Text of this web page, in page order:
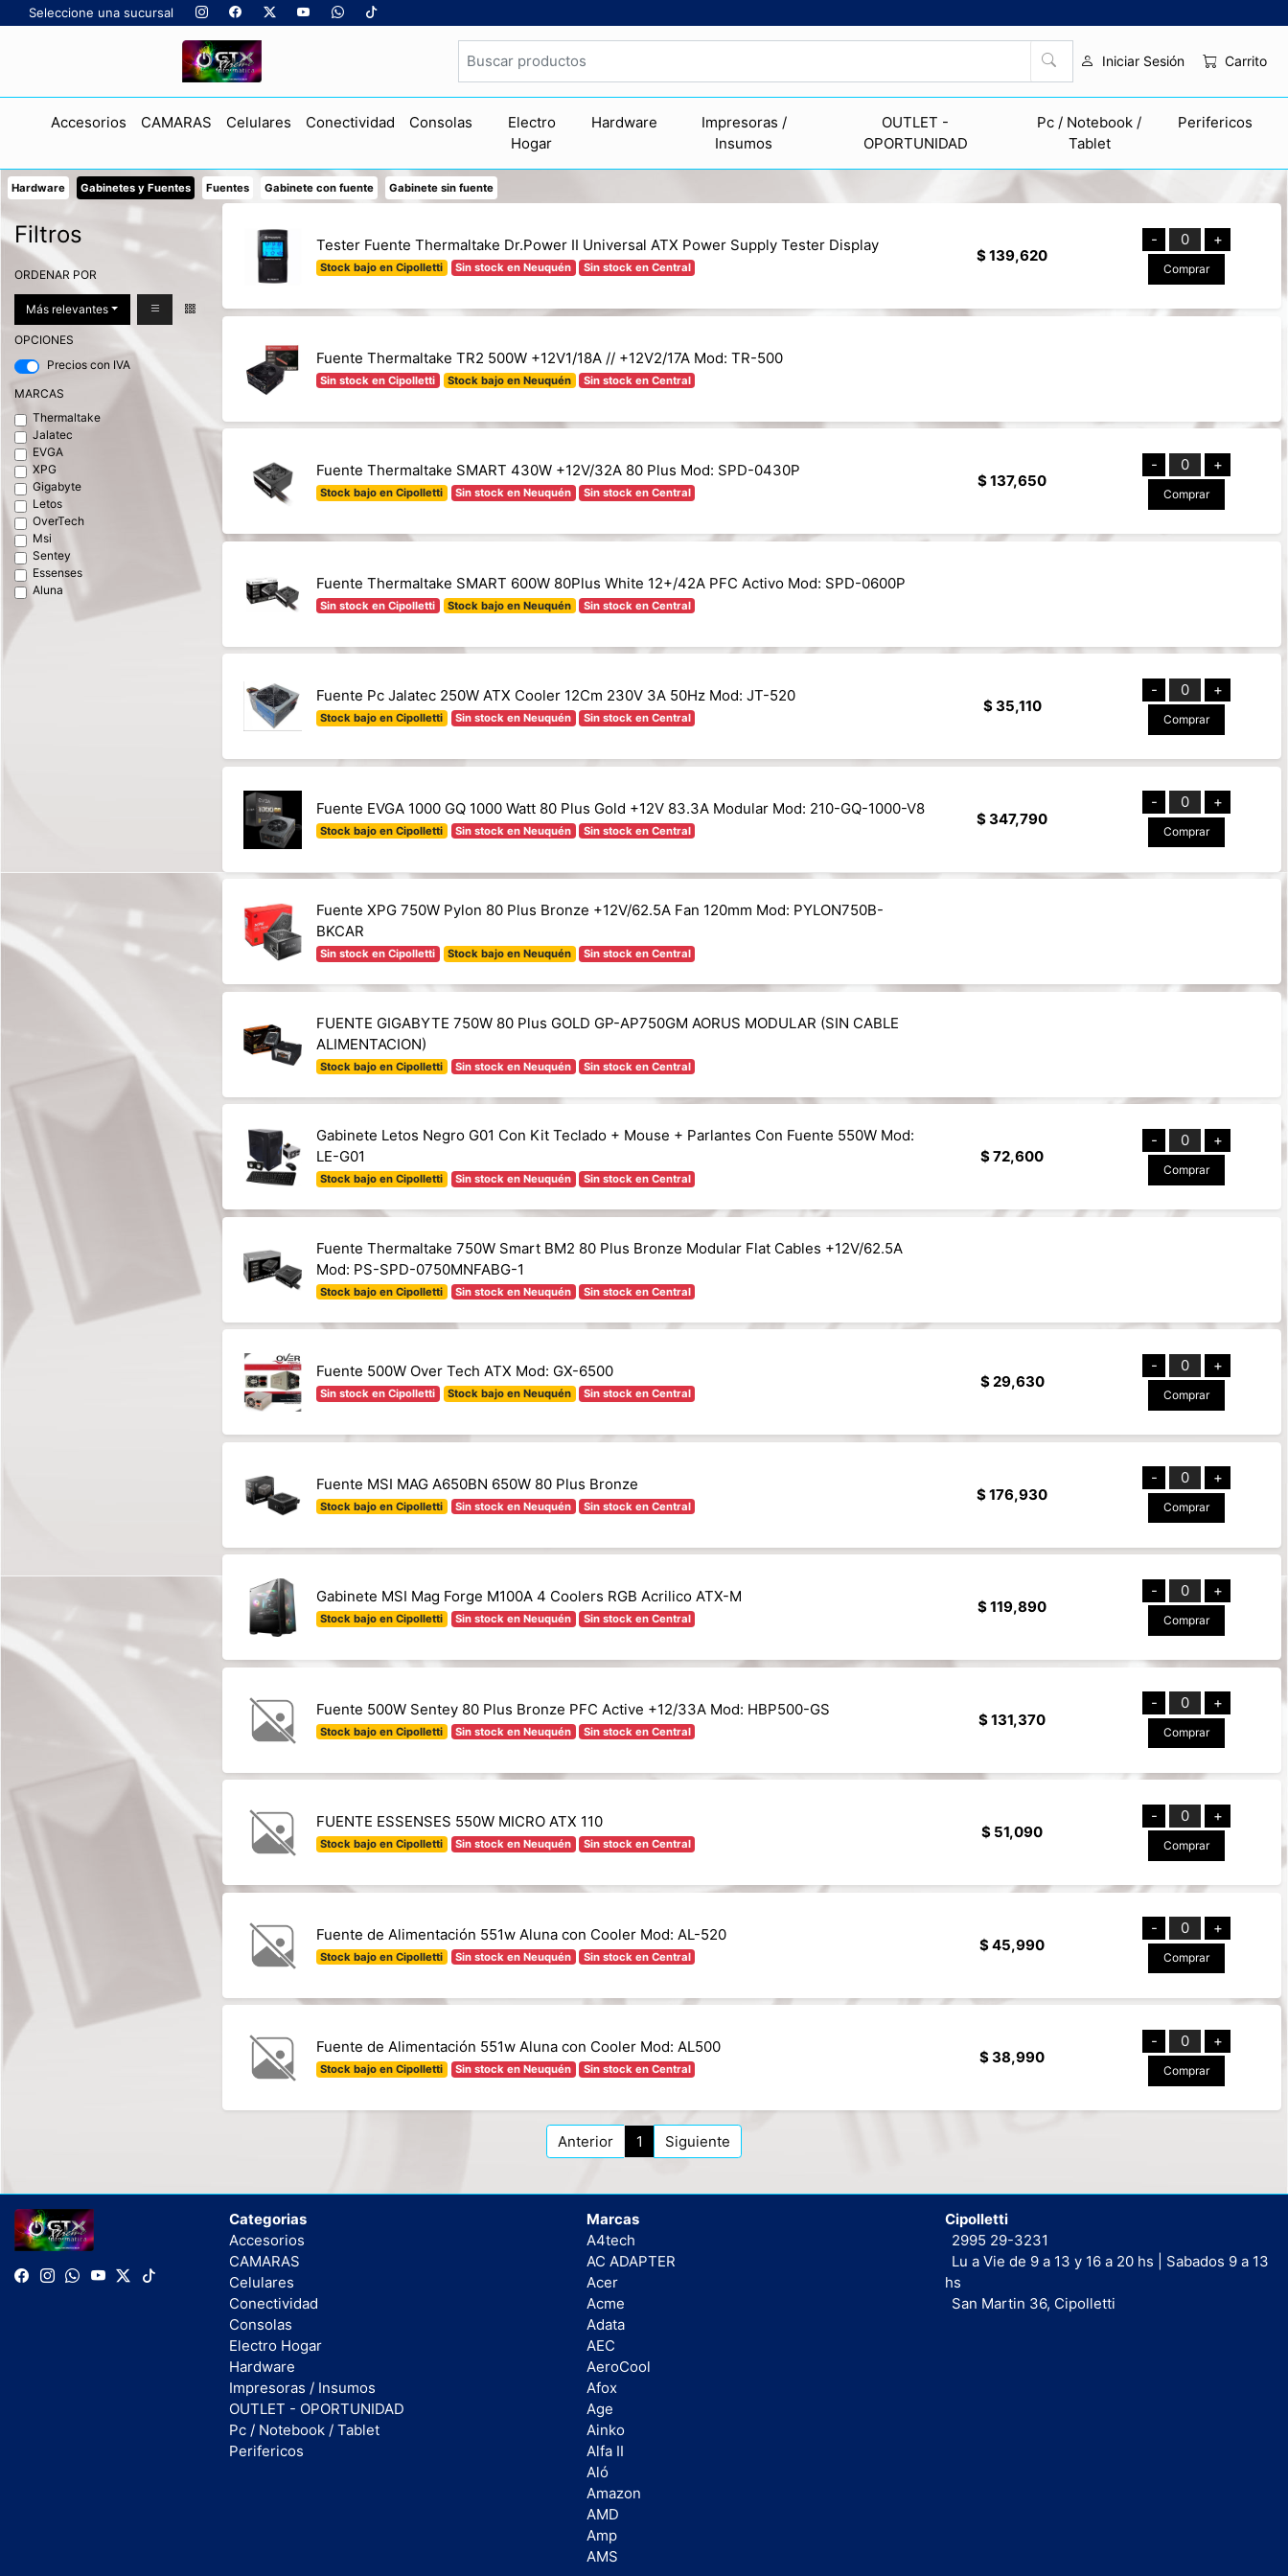
Seleccione una sucursal
Iniciar Sesión Carrito
Accesorios CAMARAS Celulares Conectividad Consolas
Electro
Hogar
Hardware
Impresoras /
Insumos
OUTLET -
OPORTUNIDAD
Pc / Notebook /
Tablet
Perifericos
Hardware Gabinetes y Fuentes Fuentes Gabinete con fuente Gabinete sin fuente
Filtros
ORDENAR POR
Más relevantes
OPCIONES
Precios con IVA
MARCAS
Thermaltake
Jalatec
EVGA
XPG
Gigabyte
Letos
OverTech
Msi
Sentey
Essenses
Aluna
Tester Fuente Thermaltake Dr.Power II Universal ATX Power Supply Tester Display
Stock bajo en Cipolletti Sin stock en Neuquén Sin stock en Central
$ 139,620
- 0 +
Comprar
Fuente Thermaltake TR2 500W +12V1/18A // +12V2/17A Mod: TR-500
Sin stock en Cipolletti Stock bajo en Neuquén Sin stock en Central
Fuente Thermaltake SMART 430W +12V/32A 80 Plus Mod: SPD-0430P
Stock bajo en Cipolletti Sin stock en Neuquén Sin stock en Central
$ 137,650
- 0 +
Comprar
Fuente Thermaltake SMART 600W 80Plus White 12+/42A PFC Activo Mod: SPD-0600P
Sin stock en Cipolletti Stock bajo en Neuquén Sin stock en Central
Fuente Pc Jalatec 250W ATX Cooler 12Cm 230V 3A 50Hz Mod: JT-520
Stock bajo en Cipolletti Sin stock en Neuquén Sin stock en Central
$ 35,110
- 0 +
Comprar
Fuente EVGA 1000 GQ 1000 Watt 80 Plus Gold +12V 83.3A Modular Mod: 210-GQ-1000-V8
Stock bajo en Cipolletti Sin stock en Neuquén Sin stock en Central
$ 347,790
- 0 +
Comprar
Fuente XPG 750W Pylon 80 Plus Bronze +12V/62.5A Fan 120mm Mod: PYLON750B-
BKCAR
Sin stock en Cipolletti Stock bajo en Neuquén Sin stock en Central
FUENTE GIGABYTE 750W 80 Plus GOLD GP-AP750GM AORUS MODULAR (SIN CABLE
ALIMENTACION)
Stock bajo en Cipolletti Sin stock en Neuquén Sin stock en Central
Gabinete Letos Negro G01 Con Kit Teclado + Mouse + Parlantes Con Fuente 550W Mod:
LE-G01
Stock bajo en Cipolletti Sin stock en Neuquén Sin stock en Central
$ 72,600
- 0 +
Comprar
Fuente Thermaltake 750W Smart BM2 80 Plus Bronze Modular Flat Cables +12V/62.5A
Mod: PS-SPD-0750MNFABG-1
Stock bajo en Cipolletti Sin stock en Neuquén Sin stock en Central
Fuente 500W Over Tech ATX Mod: GX-6500
Sin stock en Cipolletti Stock bajo en Neuquén Sin stock en Central
$ 29,630
- 0 +
Comprar
Fuente MSI MAG A650BN 650W 80 Plus Bronze
Stock bajo en Cipolletti Sin stock en Neuquén Sin stock en Central
$ 176,930
- 0 +
Comprar
Gabinete MSI Mag Forge M100A 4 Coolers RGB Acrilico ATX-M
Stock bajo en Cipolletti Sin stock en Neuquén Sin stock en Central
$ 119,890
- 0 +
Comprar
Fuente 500W Sentey 80 Plus Bronze PFC Active +12/33A Mod: HBP500-GS
Stock bajo en Cipolletti Sin stock en Neuquén Sin stock en Central
$ 131,370
- 0 +
Comprar
FUENTE ESSENSES 550W MICRO ATX 110
Stock bajo en Cipolletti Sin stock en Neuquén Sin stock en Central
$ 51,090
- 0 +
Comprar
Fuente de Alimentación 551w Aluna con Cooler Mod: AL-520
Stock bajo en Cipolletti Sin stock en Neuquén Sin stock en Central
$ 45,990
- 0 +
Comprar
Fuente de Alimentación 551w Aluna con Cooler Mod: AL500
Stock bajo en Cipolletti Sin stock en Neuquén Sin stock en Central
$ 38,990
- 0 +
Comprar
Anterior 1 Siguiente
Categorias
Accesorios
CAMARAS
Celulares
Conectividad
Consolas
Electro Hogar
Hardware
Impresoras / Insumos
OUTLET - OPORTUNIDAD
Pc / Notebook / Tablet
Perifericos
Marcas
A4tech
AC ADAPTER
Acer
Acme
Adata
AEC
AeroCool
Afox
Age
Ainko
Alfa II
Aló
Amazon
AMD
Amp
AMS
Cipolletti
2995 29-3231
Lu a Vie de 9 a 13 y 16 a 20 hs | Sabados 9 a 13
hs
San Martin 36, Cipolletti